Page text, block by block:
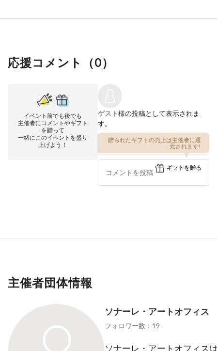
応援コメント（0）
イベント前でも後でも
主催者にコメントやギフト
を贈って
一緒にこのイベントを盛り
上げよう！
ゲスト様の投稿として表示されま
す。
贈られたギフトの売上は主催者に還
元されます!
ギフトを贈る
主催者団体情報
ソナーレ・アートオフィス
フォロワー数：19
ソナーレ・アートオフィス